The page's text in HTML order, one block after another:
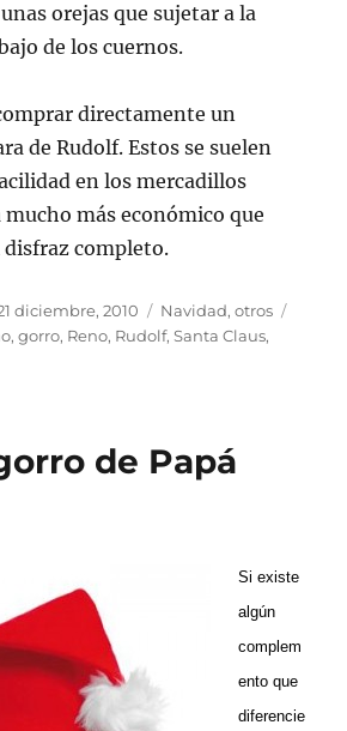
orejas que sujetar a la
de los cuernos.
directamente un
de Rudolf. Estos se suelen
en los mercadillos
mucho más económico que
disfraz completo.
diciembre, 2010 Categorías
Navidad,otros
,gorro, Reno, Rudolf,Santa Claus,
de Papá
Si existe
algún
complem
ento que
diferencie